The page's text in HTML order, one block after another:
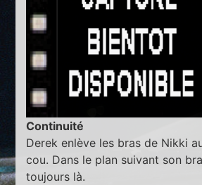
Continuité
Derek enlève les bras de Nikki
cou. Dans le plan suivant son
toujours là.